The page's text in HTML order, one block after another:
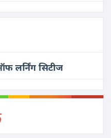
लर्निंग सिटीज